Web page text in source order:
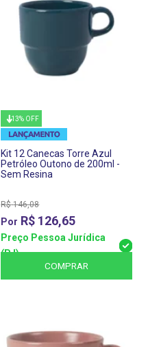
13% OFF
Kit 12 Canecas Torre Azul
Petróleo Outono de 200ml -
Sem Resina
R$ 146,08
R$ 126,65
Preço Pessoa Jurídica
(PJ)
COMPRAR